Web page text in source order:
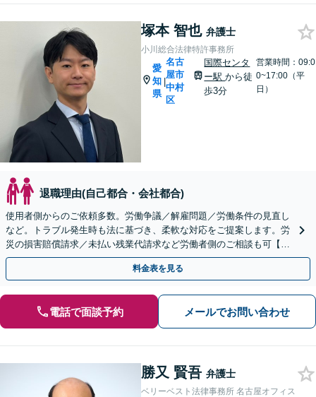
塚本 智也 弁護士
小川総合法律特許事務所
愛
知
県
|
名古
屋市
中村
区
国際センタ
ー駅から徒
歩3分
営業時間：09:0
0~17:00（平
日）
退職理由(自己都合・会社都合)
使用者側からのご依頼多数。労働争議／解雇問題／労働条件の見直し
など。トラブル発生時も法に基づき、柔軟な対応をご提案します。労
災の損害賠償請求／未払い残業代請求など労働者側のご相談も可【休
日対応可能】【電話・WEB面談】
料金表を見る
電話で面談予約 メールでお問い合わせ
勝又 賢吾 弁護士
ベリーベスト法律事務所 名古屋オフィス